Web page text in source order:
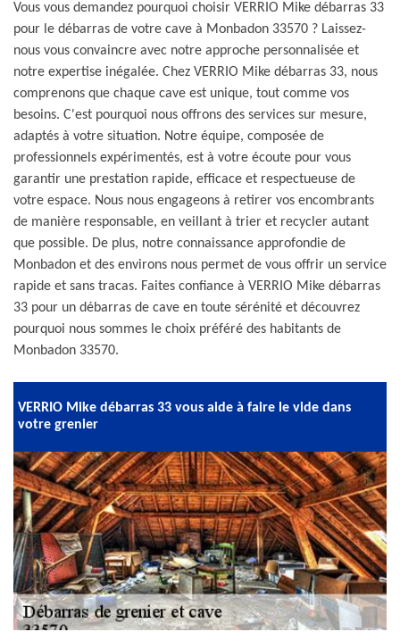
Vous vous demandez pourquoi choisir VERRIO Mike débarras 33
pour le débarras de votre cave à Monbadon 33570 ? Laissez-
nous vous convaincre avec notre approche personnalisée et
notre expertise inégalée. Chez VERRIO Mike débarras 33, nous
comprenons que chaque cave est unique, tout comme vos
besoins. C'est pourquoi nous offrons des services sur mesure,
adaptés à votre situation. Notre équipe, composée de
professionnels expérimentés, est à votre écoute pour vous
garantir une prestation rapide, efficace et respectueuse de
votre espace. Nous nous engageons à retirer vos encombrants
de manière responsable, en veillant à trier et recycler autant
que possible. De plus, notre connaissance approfondie de
Monbadon et des environs nous permet de vous offrir un service
rapide et sans tracas. Faites confiance à VERRIO Mike débarras
33 pour un débarras de cave en toute sérénité et découvrez
pourquoi nous sommes le choix préféré des habitants de
Monbadon 33570.
VERRIO Mike débarras 33 vous aide à faire le vide dans
votre grenier